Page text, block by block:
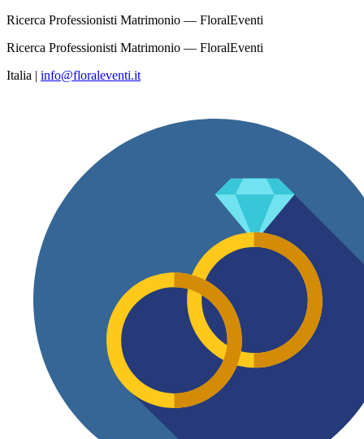
Ricerca Professionisti Matrimonio — FloralEventi
Ricerca Professionisti Matrimonio — FloralEventi
Italia | info@floraleventi.it